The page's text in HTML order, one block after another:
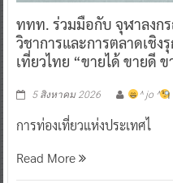
ททท. ร่วมมือกับ จุฬาลงก
วิชาการและการตลาดเชิ
เที่ยวไทย “ขายได้ ขายดี
5 สิงหาคม 2026 ^ jo ^
การท่องเที่ยวแห่งประเทศไ
Read More